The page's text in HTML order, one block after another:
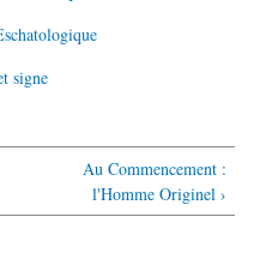
signe
Au Commencement :
l'Homme Originel ›